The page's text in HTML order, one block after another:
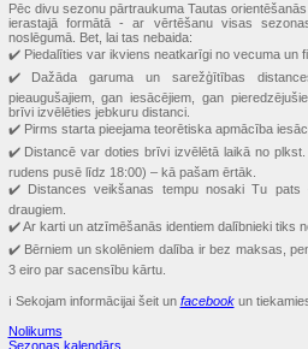
Pēc divu sezonu pārtraukuma Tautas
ierastajā formātā - ar vērtēšanu visas
noslēgumā. Bet, lai tas nebaida:
✔️ Piedalīties var ikviens neatkarīgi no vecuma un
✔️ Dažāda garuma un sarežģītības
pieaugušajiem, gan iesācējiem, gan
brīvi izvēlēties jebkuru distanci.
✔️ Pirms starta pieejama teorētiska apmācība
✔️ Distancē var doties brīvi izvēlētā laikā no
rudens pusē līdz 18:00) – kā pašam ērtāk.
✔️ Distances veikšanas tempu nosaki Tu
draugiem.
✔️ Ar karti un atzīmēšanās identiem dalībnieki tiks
✔️ Bērniem un skolēniem dalība ir bez maksas,
3 eiro par sacensību kārtu.
ℹ️ Sekojam informācijai šeit un facebookun
Nolikums
Sezonas kalendārs